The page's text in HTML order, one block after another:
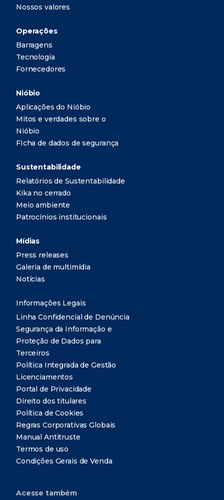
Nossos valores
Operações
Barragens
Tecnologia
Fornecedores
Nióbio
Aplicações do Nióbio
Mitos e verdades sobre o
Nióbio
FIcha de dados de segurança
Sustentabilidade
Relatórios de Sustentabilidade
Kika no cerrado
Meio ambiente
Patrocínios institucionais
Mídias
Press releases
Galeria de multimídia
Notícias
Informações Legais
Linha Confidencial de Denúncia
Segurança da Informação e
Proteção de Dados para
Terceiros
Política Integrada de Gestão
Licenciamentos
Portal de Privacidade
Direito dos titulares
Política de Cookies
Regras Corporativas Globais
Manual Antitruste
Termos de uso
Condições Gerais de Venda
Acesse também